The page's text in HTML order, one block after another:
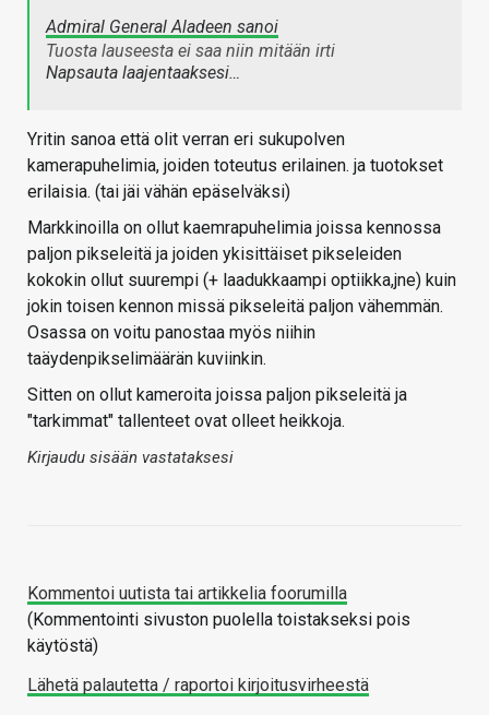
Admiral General Aladeen sanoi
Tuosta lauseesta ei saa niin mitään irti
Napsauta laajentaaksesi…
Yritin sanoa että olit verran eri sukupolven
kamerapuhelimia, joiden toteutus erilainen. ja tuotokset
erilaisia. (tai jäi vähän epäselväksi)
Markkinoilla on ollut kaemrapuhelimia joissa kennossa
paljon pikseleitä ja joiden ykisittäiset pikseleiden
kokokin ollut suurempi (+ laadukkaampi optiikka,jne) kuin
jokin toisen kennon missä pikseleitä paljon vähemmän.
Osassa on voitu panostaa myös niihin
taäydenpikselimäärän kuviinkin.
Sitten on ollut kameroita joissa paljon pikseleitä ja
"tarkimmat" tallenteet ovat olleet heikkoja.
Kirjaudu sisään vastataksesi
Kommentoi uutista tai artikkelia foorumilla
(Kommentointi sivuston puolella toistakseksi pois
käytöstä)
Lähetä palautetta / raportoi kirjoitusvirheestä